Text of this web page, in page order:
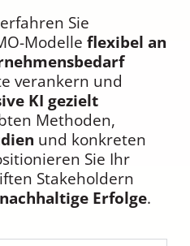
Sie
Modelle flexibel an
verankern und
KI gezielt
Methoden,
und konkreten
Sie Ihr
Stakeholdern
Erfolge.